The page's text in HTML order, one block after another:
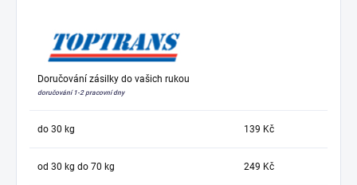
Doručování zásilky do vašich rukou
doručování 1-2 pracovní dny
do 30 kg 139 Kč
od 30 kg do 70 kg 249 Kč